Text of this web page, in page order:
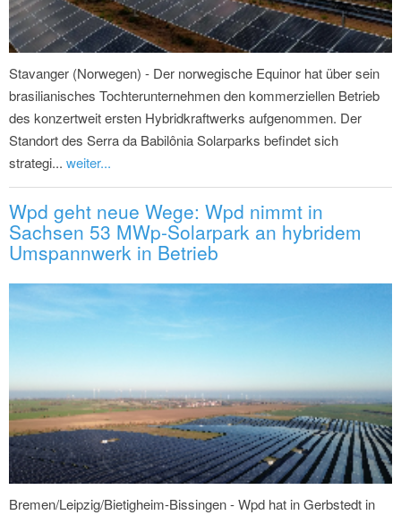
Stavanger (Norwegen) - Der norwegische Equinor hat über sein
brasilianisches Tochterunternehmen den kommerziellen Betrieb
des konzertweit ersten Hybridkraftwerks aufgenommen. Der
Standort des Serra da Babilônia Solarparks befindet sich
strategi... weiter...
Wpd geht neue Wege: Wpd nimmt in
Sachsen 53 MWp-Solarpark an hybridem
Umspannwerk in Betrieb
Bremen/Leipzig/Bietigheim-Bissingen - Wpd hat in Gerbstedt in